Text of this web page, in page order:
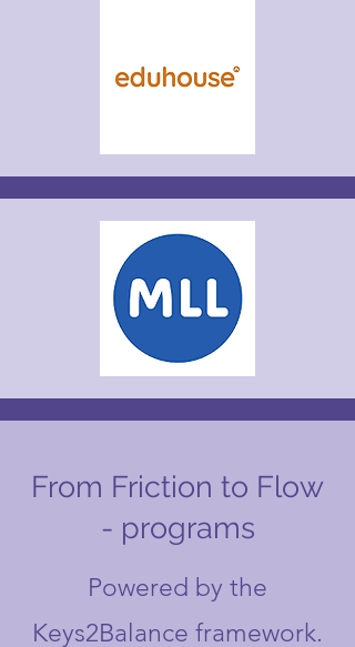
From Friction to Flow
- programs
Powered by the
Keys2Balance framework.